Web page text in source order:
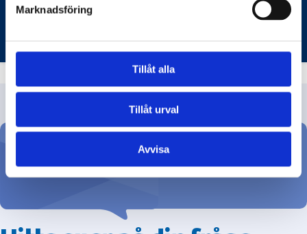
Marknadsföring
Tillåt alla
Tillåt urval
Avvisa
EKONOMISTYRNINGSVERKET
Ställ din fråga